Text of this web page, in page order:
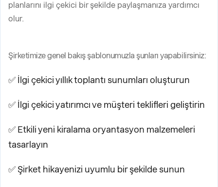
planlarını ilgi çekici bir şekilde paylaşmanıza yardımcı
olur.
Şirketimize genel bakış şablonumuzla şunları yapabilirsiniz:
✅ İlgi çekici yıllık toplantı sunumları oluşturun
✅ İlgi çekici yatırımcı ve müşteri teklifleri geliştirin
✅ Etkili yeni kiralama oryantasyon malzemeleri
tasarlayın
✅ Şirket hikayenizi uyumlu bir şekilde sunun